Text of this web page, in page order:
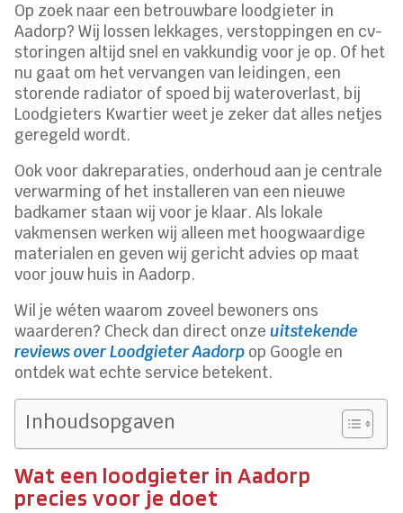
Op zoek naar een betrouwbare loodgieter in
Aadorp? Wij lossen lekkages, verstoppingen en cv-
storingen altijd snel en vakkundig voor je op. Of het
nu gaat om het vervangen van leidingen, een
storende radiator of spoed bij wateroverlast, bij
Loodgieters Kwartier weet je zeker dat alles netjes
geregeld wordt.
Ook voor dakreparaties, onderhoud aan je centrale
verwarming of het installeren van een nieuwe
badkamer staan wij voor je klaar. Als lokale
vakmensen werken wij alleen met hoogwaardige
materialen en geven wij gericht advies op maat
voor jouw huis in Aadorp.
Wil je wéten waarom zoveel bewoners ons
waarderen? Check dan direct onzeuitstekende
reviews over Loodgieter Aadorp op Google en
ontdek wat echte service betekent.
Inhoudsopgaven
Wat een loodgieter in Aadorp
precies voor je doet